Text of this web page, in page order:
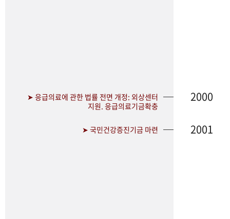
➤ 응급의료에 관한 법률 전면 개정: 외상센터
지원. 응급의료기금확충
2000
➤ 국민건강증진기금 마련 2001